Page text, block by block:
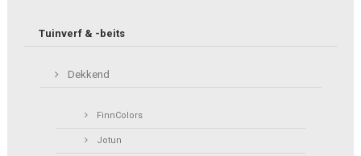
Tuinverf & -beits
Dekkend
FinnColors
Jotun